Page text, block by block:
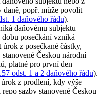
daně, popř. může povolit
1 daňového řádu).
daňovému subjektu
posečkání vzniká
z posečkané částky,
Českou národní
platné pro první den
odst. 1 a 2 daňového řádu).
z prodlení, kdy výše
sazby stanovené Českou